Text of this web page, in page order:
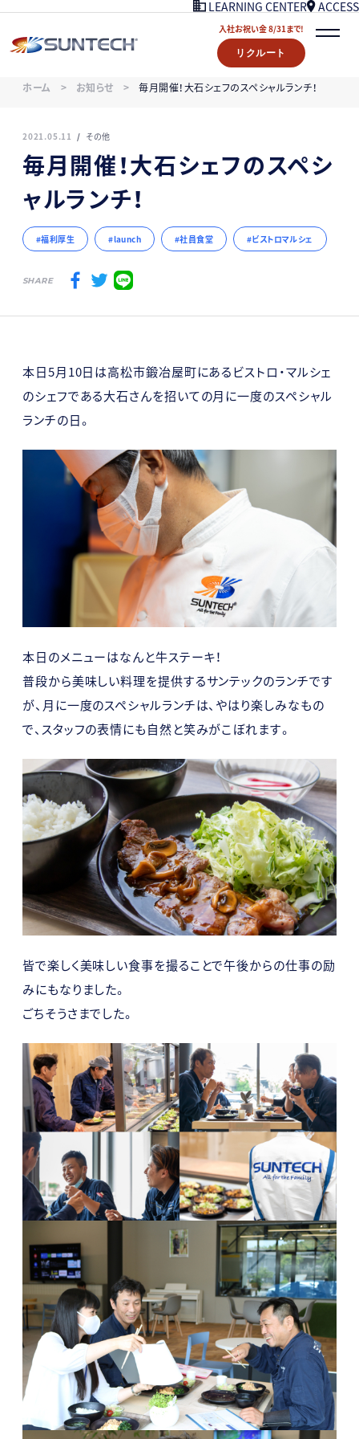
LEARNING CENTER ACCESS
入社お祝い金 8/31まで!
リクルート
LEARNING CENTER
ACCESS
入社お祝い金プレゼント 8/31まで！
リクルート
ホーム お知らせ 毎月開催！大石シェフのスペシャルランチ！
2021.05.11 その他
毎月開催！大石シェフのスペシ
ャルランチ！
福利厚生 launch 社員食堂 ビストロマルシェ
SHARE
本日5月10日は高松市鍛冶屋町にあるビストロ・マルシェ
のシェフである大石さんを招いての月に一度のスペシャル
ランチの日。
本日のメニューはなんと牛ステーキ！
普段から美味しい料理を提供するサンテックのランチです
が、月に一度のスペシャルランチは、やはり楽しみなもの
で、スタッフの表情にも自然と笑みがこぼれます。
皆で楽しく美味しい食事を撮ることで午後からの仕事の励
みにもなりました。
ごちそうさまでした。